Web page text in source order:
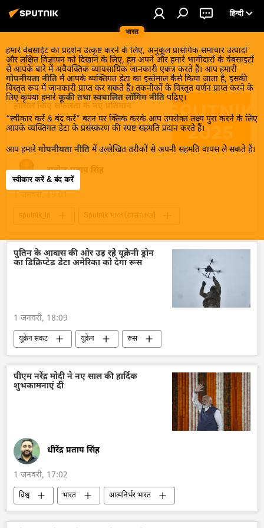
भारत
हिन्दी
हमारे वेबसाईट का प्रदर्शन उत्कृष्ट करने के लिए, अनुकूल प्रासंगिक समाचार उत्पादों
और लक्षित विज्ञापन को दिखाने के लिए, हम अपने और हमारे भागीदारों के वेबसाइटों
से आपके बारे में अवैयक्तिक व्यावसायिक जानकारी एकत्र करते हैं। आप हमारी
गोपनीयता नीति में आपके व्यक्तिगत डेटा का इस्तेमाल कैसे किया जाता है, इसकी
विस्तृत रूप में जानकारी प्राप्त कर सकते हैं। तकनीकों के विस्तृत वर्णन प्राप्त करने के
लिए कृपया हमारे कूकी तथा स्वचालित लॉगिंग नीति पढ़िए।
“स्वीकार करें & बंद करें” बटन पर क्लिक करके आप उपरोक्त लक्ष्य पुरा करने के लिए
आपके व्यक्तिगत डेटा के प्रसंस्करण की स्पष्ट सहमति प्रदान करते हैं।
आप हमारे गोपनीयता नीति में उल्लेखित तरीकों से अपनी सहमति वापस ले सकते हैं।
स्वीकार करें & बंद करें
खबरें - 01.01.2026
2025 में Sputnik अंतर्राष्ट्रीय समाचार एजेंसी ने
हासिल किए सफलता के नए प्रतिमान
सत्येन्द्र प्रताप सिंह
sputnik_in
Sputnik भारत (статика)
रूसी भाषा
ब्राज़ील
सामाजिक मीडिया
पुरस्कार
पुतिन के आवास की ओर उड़ रहे यूक्रेनी ड्रोन
का डिक्रिप्टेड डेटा अमेरिका को देगा रूस
1 जनवरी, 18:09
यूक्रेन संकट यूक्रेन
रूस
विशेष सैन्य अभियान
पीएम नरेंद्र मोदी ने नए साल की हार्दिक
शुभकामनाएं दीं
धीरेंद्र प्रताप सिंह
1 जनवरी, 17:02
विश्व भारत
आत्मनिर्भर भारत
भारत का विकास
भारत सरकार
दिल्ली